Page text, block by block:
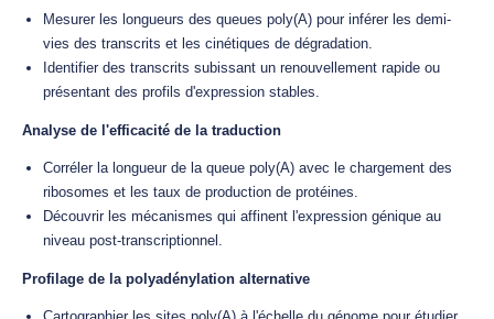
Mesurer les longueurs des queues poly(A) pour inférer les demi-
vies des transcrits et les cinétiques de dégradation.
Identifier des transcrits subissant un renouvellement rapide ou
présentant des profils d'expression stables.
Analyse de l'efficacité de la traduction
Corréler la longueur de la queue poly(A) avec le chargement des
ribosomes et les taux de production de protéines.
Découvrir les mécanismes qui affinent l'expression génique au
niveau post-transcriptionnel.
Profilage de la polyadénylation alternative